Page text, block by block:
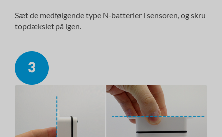
Sæt de medfølgende type N-batterier i sensoren, og skru
topdækslet på igen.